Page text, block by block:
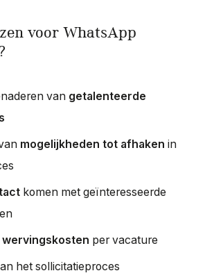
voor WhatsApp
van getalenteerde
mogelijkheden tot afhaken in
komen met geïnteresseerde
wervingskosten per vacature
het sollicitatieproces